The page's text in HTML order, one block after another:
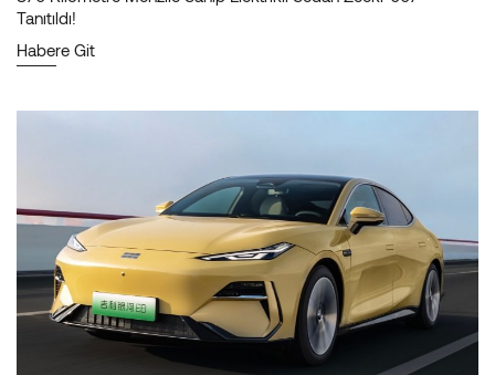
Tanıtıldı!
Habere Git